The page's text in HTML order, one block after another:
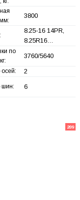
3800
8.25-16 14PR,
8.25R16…
по
3760/5640
2
шин: 6
209